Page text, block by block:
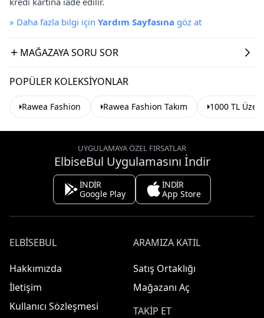
» Daha fazla bilgi için Yardım Sayfasına göz at
MAĞAZAYA SORU SOR
POPÜLER KOLEKSIYONLAR
Rawea Fashion Rawea Fashion Takım 1000 TL
UYGULAMAYA ÖZEL FIRSATLAR
ElbiseBul Uygulamasını İndir
İNDİR
Google Play
İNDİR
App Store
ELBISEBUL
Hakkımızda
İletişim
Kullanıcı Sözleşmesi
ARAMIZA KATIL
Satış Ortaklığı
Mağazanı Aç
TAKIP ET